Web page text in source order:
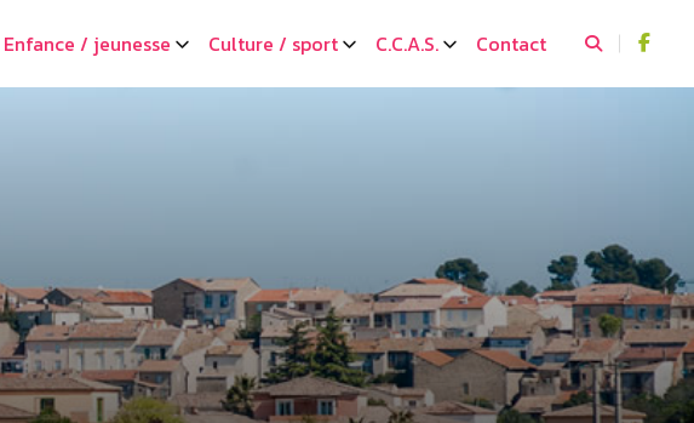
Enfance / jeunesse Culture / sport C.C.A.S. Contact